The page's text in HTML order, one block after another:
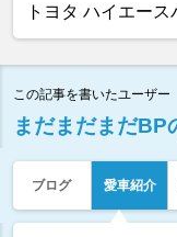
トヨタ ハイエー
この記事を書いたユーザー
まだまだまだBP
ブログ 愛車紹介